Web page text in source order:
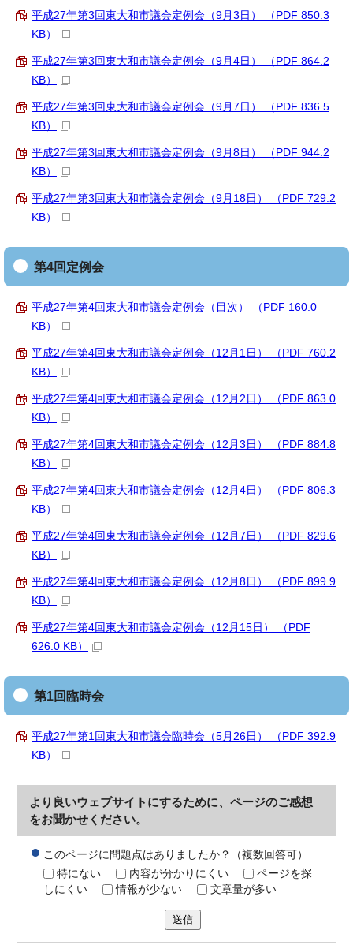
平成27年第3回東大和市議会定例会（9月3日） （PDF 850.3
KB）
平成27年第3回東大和市議会定例会（9月4日） （PDF 864.2
KB）
平成27年第3回東大和市議会定例会（9月7日） （PDF 836.5
KB）
平成27年第3回東大和市議会定例会（9月8日） （PDF 944.2
KB）
平成27年第3回東大和市議会定例会（9月18日） （PDF 729.2
KB）
第4回定例会
平成27年第4回東大和市議会定例会（目次） （PDF 160.0
KB）
平成27年第4回東大和市議会定例会（12月1日） （PDF 760.2
KB）
平成27年第4回東大和市議会定例会（12月2日） （PDF 863.0
KB）
平成27年第4回東大和市議会定例会（12月3日） （PDF 884.8
KB）
平成27年第4回東大和市議会定例会（12月4日） （PDF 806.3
KB）
平成27年第4回東大和市議会定例会（12月7日） （PDF 829.6
KB）
平成27年第4回東大和市議会定例会（12月8日） （PDF 899.9
KB）
平成27年第4回東大和市議会定例会（12月15日） （PDF
626.0 KB）
第1回臨時会
平成27年第1回東大和市議会臨時会（5月26日） （PDF 392.9
KB）
より良いウェブサイトにするために、ページのご感想
をお聞かせください。
このページに問題点はありましたか？（複数回答可）
特にない
内容が分かりにくい
ページを探
しにくい
情報が少ない 文章量が多い
送信